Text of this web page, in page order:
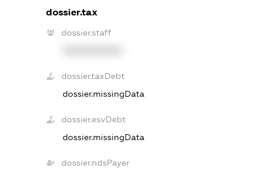
dossier.tax
dossier.staff
dossier.taxDebt
dossier.missingData
dossier.esvDebt
dossier.missingData
dossier.ndsPayer